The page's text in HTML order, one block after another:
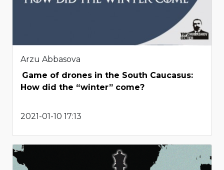
Arzu Abbasova
Game of drones in the South Caucasus:
How did the “winter” come?
2021-01-10 17:13